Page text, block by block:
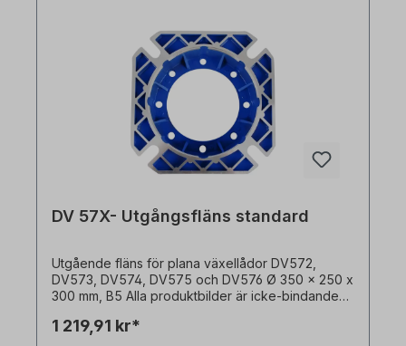
DV 57X- Utgångsfläns standard
Utgående fläns för plana växellådor DV572,
DV573, DV574, DV575 och DV576 Ø 350 x 250 x
300 mm, B5 Alla produktbilder är icke-bindande
1 219,91 kr*